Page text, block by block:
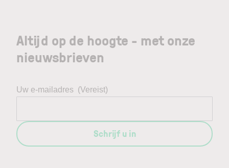
Altijd op de hoogte - met onze
nieuwsbrieven
Uw e-mailadres (Vereist)
Schrijf u in